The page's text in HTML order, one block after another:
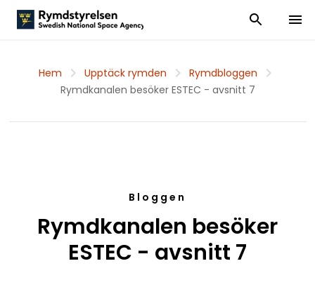
Visa och dölj
Visa
Hem Upptäck rymden
Rymdbloggen
Rymdkanalen besöker ESTEC - avsnitt 7
Bloggen
Rymdkanalen besöker
ESTEC - avsnitt 7